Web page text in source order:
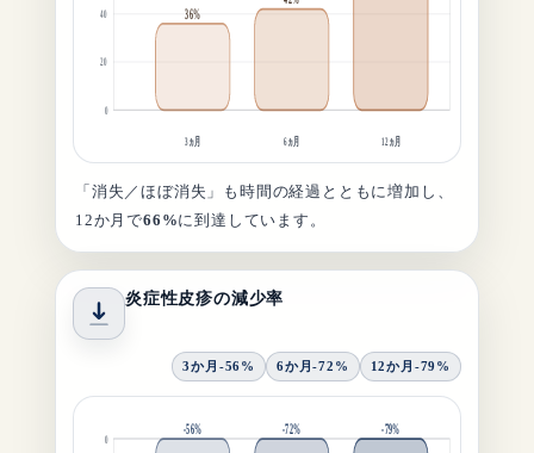
40
20
0
36%
3ヵ月 6ヵ月 12ヵ月
「消失／ほぼ消失」も時間の経過とともに増加し、
12か月で66%に到達しています。
炎症性皮疹の減少率
3か月 -56% 6か月-72% 12か月 -79%
0
-56% -72% -79%